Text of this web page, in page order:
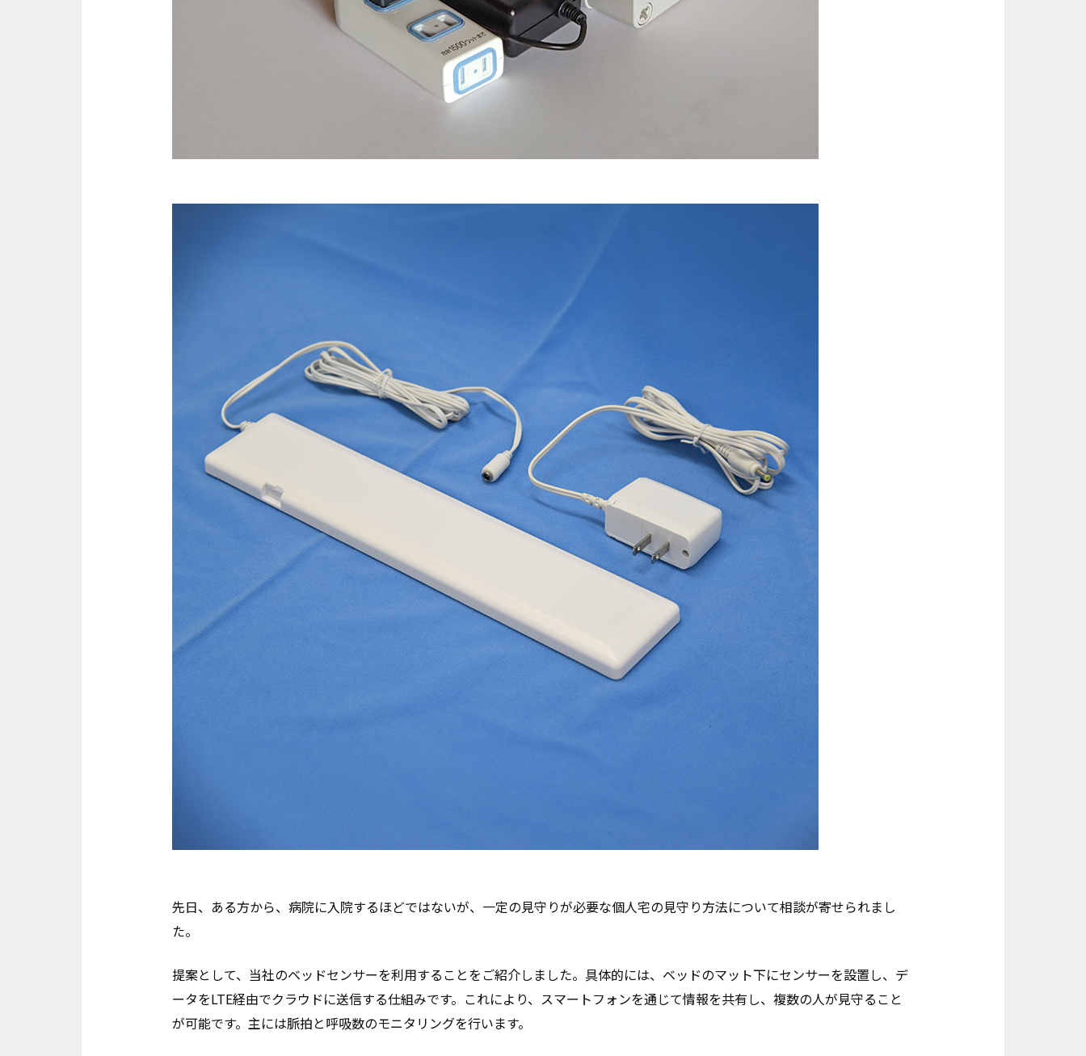
先日、ある方から、病院に入院するほどではないが、一定の見守りが必要な個人宅の見守り方法について相談が寄せられまし
た。
提案として、当社のベッドセンサーを利用することをご紹介しました。具体的には、ベッドのマット下にセンサーを設置し、デ
ータをLTE経由でクラウドに送信する仕組みです。これにより、スマートフォンを通じて情報を共有し、複数の人が見守ること
が可能です。主には脈拍と呼吸数のモニタリングを行います。